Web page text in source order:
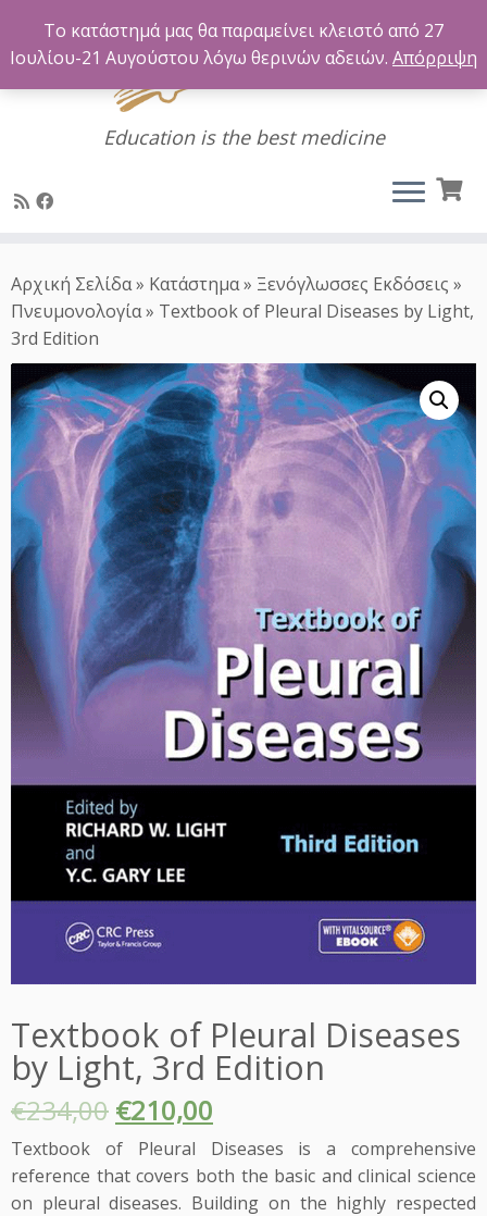
στο
περιεχόμενο
Education is the best medicine
Αρχική Σελίδα» Κατάστημα» Ξενόγλωσσες Εκδόσεις »
Πνευμονολογία» Textbook of Pleural Diseases by Light,
3rd Edition
Textbook of Pleural Diseases
by Light, 3rd Edition
€234,00 €210,00
Textbook of Pleural Diseases is a comprehensive
reference that covers both the basic and clinical science
on pleural diseases. Building on the highly respected
Το κατάστημά μας θα παραμείνει κλειστό από 27
Ιουλίου-21 Αυγούστου λόγω θερινών αδειών. Απόρριψη